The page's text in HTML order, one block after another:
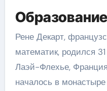
Рене Декарт,
математик, родился
Лаэй-Флехье,
началось в